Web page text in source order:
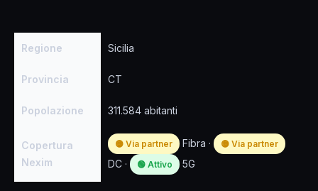
Regione Sicilia
Provincia CT
Popolazione 311.584 abitanti
Copertura
Nexim
🟡 Via partner Fibra · 🟡 Via partner
DC · 🟢 Attivo 5G